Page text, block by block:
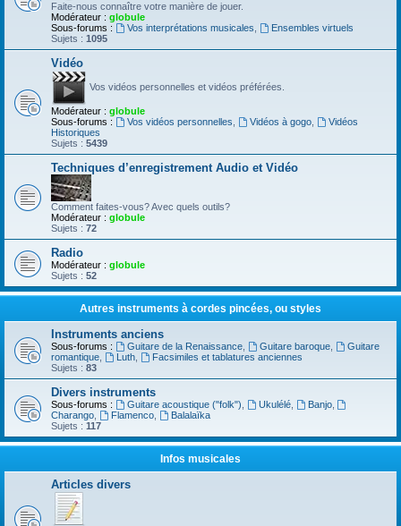
Faite-nous connaître votre manière de jouer.
Modérateur : globule
Sous-forums :
Vos interprétations musicales
Ensembles virtuels
Sujets : 1095
Vidéo
Vos vidéos personnelles et vidéos préférées.
Modérateur : globule
Sous-forums :
Vos vidéos personnelles Vidéos à gogo,
Vidéos
Historiques
Sujets : 5439
Techniques d’enregistrement Audio et Vidéo
Comment faites-vous? Avec quels outils?
Modérateur : globule
Sujets : 72
Radio
Modérateur : globule
Sujets : 52
Autres instruments à cordes pincées, ou styles
Instruments anciens
Sous-forums : Guitare de la Renaissance, Guitare baroque,
Guitare
romantique
Luth,
Facsimiles et tablatures anciennes
Sujets : 83
Divers instruments
Sous-forums : Guitare acoustique ("folk") Ukulélé, Banjo,
Charango
Flamenco,
Balalaïka
Sujets : 117
Infos musicales
Articles divers